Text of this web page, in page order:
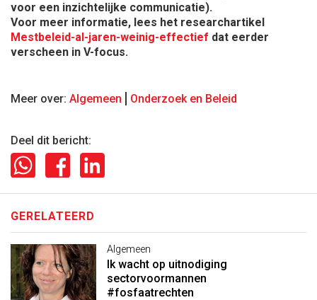
voor een inzichtelijke communicatie).
Voor meer informatie, lees het researchartikel
Mestbeleid-al-jaren-weinig-effectief dat eerder
verscheen in V-focus.
Meer over: Algemeen Onderzoek en Beleid
Deel dit bericht:
GERELATEERD
Algemeen
Ik wacht op uitnodiging
sectorvoormannen
#fosfaatrechten